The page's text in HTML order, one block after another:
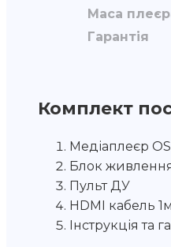
Маса
Гарантія
Комплект
Медіаплеєр
Блок
Пульт ДУ
HDMI кабель
Інструкція та